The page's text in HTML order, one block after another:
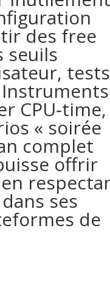
des free
seuils
tests
CPU‑time,
« soirée
complet
offrir
ses
de